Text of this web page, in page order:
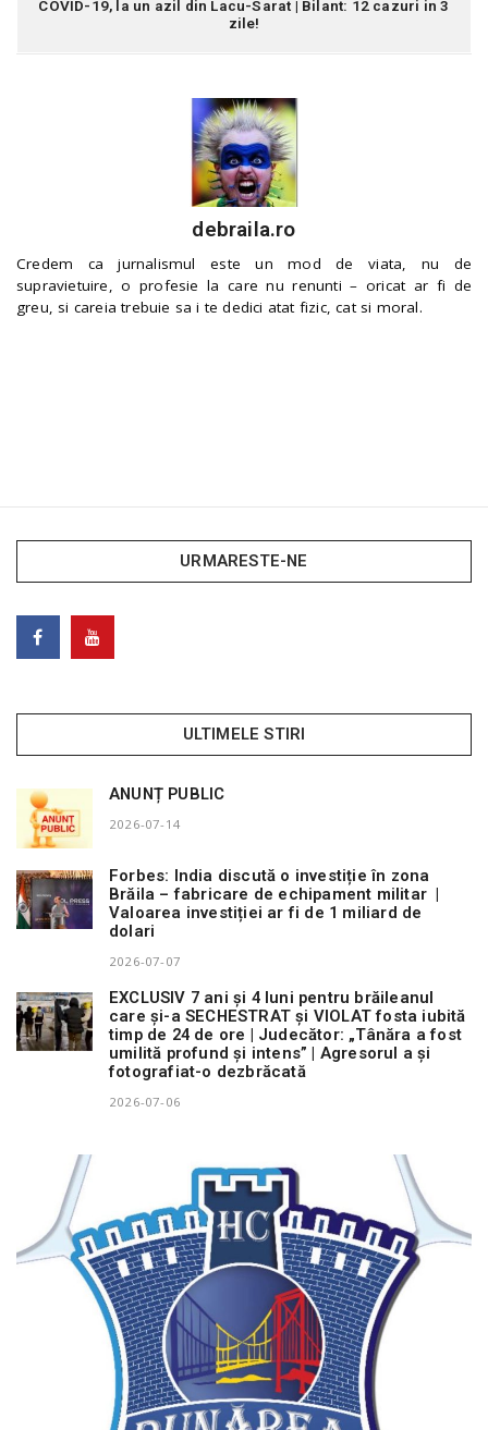
COVID-19, la un azil din Lacu-Sarat | Bilant: 12 cazuri in 3
zile!
debraila.ro
Credem ca jurnalismul este un mod de viata, nu de
supravietuire, o profesie la care nu renunti – oricat ar fi de
greu, si careia trebuie sa i te dedici atat fizic, cat si moral.
URMARESTE-NE
ULTIMELE STIRI
ANUNȚ PUBLIC
2026-07-14
Forbes: India discută o investiție în zona
Brăila – fabricare de echipament militar |
Valoarea investiției ar fi de 1 miliard de
dolari
2026-07-07
EXCLUSIV 7 ani și 4 luni pentru brăileanul
care și-a SECHESTRAT și VIOLAT fosta iubită
timp de 24 de ore | Judecător: „Tânăra a fost
umilită profund și intens” | Agresorul a și
fotografiat-o dezbrăcată
2026-07-06